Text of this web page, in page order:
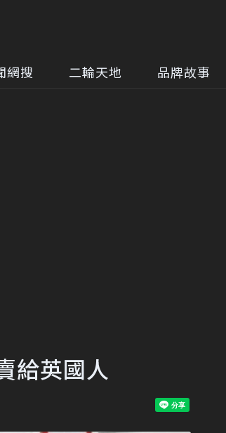
網搜 二輪天地 品牌故事
給英國人